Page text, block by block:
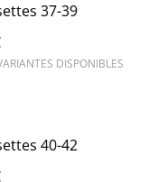
37-39
DISPONIBLES
40-42